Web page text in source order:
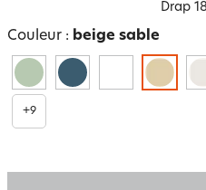
Drap
Couleur : beige sable
+9